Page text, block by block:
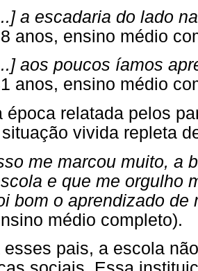
a escadaria do lado
anos, ensino médio
aos poucos íamos
anos, ensino médio
época relatada pelos
vivida repleta
me marcou muito, a
e que me orgulho
bom o aprendizado de
médio completo).
esses pais, a escola